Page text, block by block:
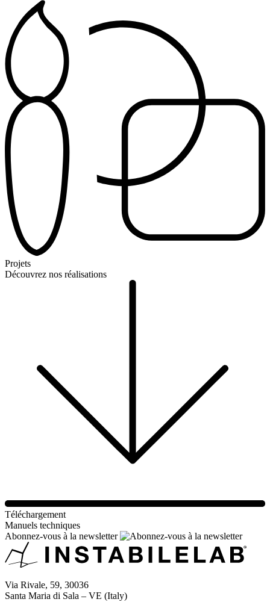
Projets
Découvrez nos réalisations
Téléchargement
Manuels techniques
Abonnez-vous à la newsletter
Via Rivale, 59, 30036
Santa Maria di Sala – VE (Italy)